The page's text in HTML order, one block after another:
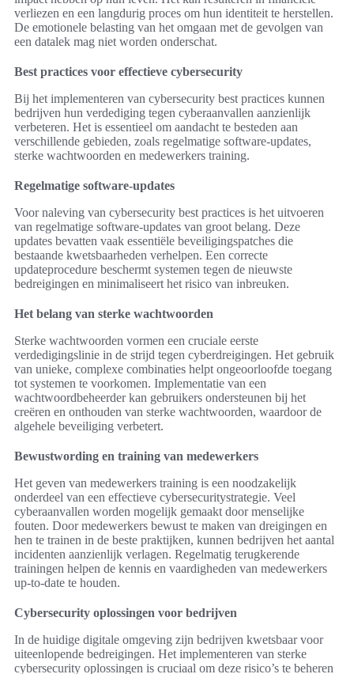
verliezen en een langdurig proces om hun identiteit te herstellen.
De emotionele belasting van het omgaan met de gevolgen van
een datalek mag niet worden onderschat.
Best practices voor effectieve cybersecurity
Bij het implementeren van cybersecurity best practices kunnen
bedrijven hun verdediging tegen cyberaanvallen aanzienlijk
verbeteren. Het is essentieel om aandacht te besteden aan
verschillende gebieden, zoals regelmatige software-updates,
sterke wachtwoorden en medewerkers training.
Regelmatige software-updates
Voor naleving van cybersecurity best practices is het uitvoeren
van regelmatige software-updates van groot belang. Deze
updates bevatten vaak essentiële beveiligingspatches die
bestaande kwetsbaarheden verhelpen. Een correcte
updateprocedure beschermt systemen tegen de nieuwste
bedreigingen en minimaliseert het risico van inbreuken.
Het belang van sterke wachtwoorden
Sterke wachtwoorden vormen een cruciale eerste
verdedigingslinie in de strijd tegen cyberdreigingen. Het gebruik
van unieke, complexe combinaties helpt ongeoorloofde toegang
tot systemen te voorkomen. Implementatie van een
wachtwoordbeheerder kan gebruikers ondersteunen bij het
creëren en onthouden van sterke wachtwoorden, waardoor de
algehele beveiliging verbetert.
Bewustwording en training van medewerkers
Het geven van medewerkers training is een noodzakelijk
onderdeel van een effectieve cybersecuritystrategie. Veel
cyberaanvallen worden mogelijk gemaakt door menselijke
fouten. Door medewerkers bewust te maken van dreigingen en
hen te trainen in de beste praktijken, kunnen bedrijven het aantal
incidenten aanzienlijk verlagen. Regelmatig terugkerende
trainingen helpen de kennis en vaardigheden van medewerkers
up-to-date te houden.
Cybersecurity oplossingen voor bedrijven
In de huidige digitale omgeving zijn bedrijven kwetsbaar voor
uiteenlopende bedreigingen. Het implementeren van sterke
cybersecurity oplossingen is cruciaal om deze risico’s te beheren